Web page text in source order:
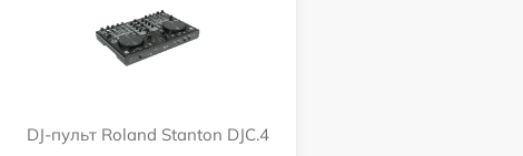
DJ-пульт Roland Stanton DJC.4